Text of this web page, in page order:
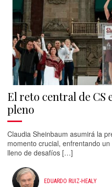
El reto central de CS
pleno
Claudia Sheinbaum asumirá la
momento crucial, enfrentando
lleno de desafíos […]
EDUARDO RUIZ-HEALY